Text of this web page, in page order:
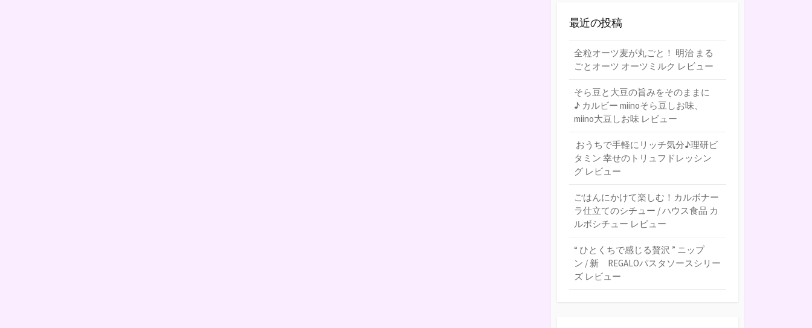
最近の投稿
全粒オーツ麦が丸ごと！ 明治 まる
ごとオーツ オーツミルク レビュー
そら豆と大豆の旨みをそのままに
♪ カルビー miinoそら豆しお味、
miino大豆しお味 レビュー
おうちで手軽にリッチ気分♪理研ビ
タミン 幸せのトリュフドレッシン
グ レビュー
ごはんにかけて楽しむ！カルボナー
ラ仕立てのシチュー / ハウス食品 カ
ルボシチュー レビュー
“ ひとくちで感じる贅沢 ” ニップ
ン / 新 REGALOパスタソースシリー
ズ レビュー